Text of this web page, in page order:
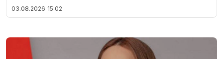
03.08.2026 15:02